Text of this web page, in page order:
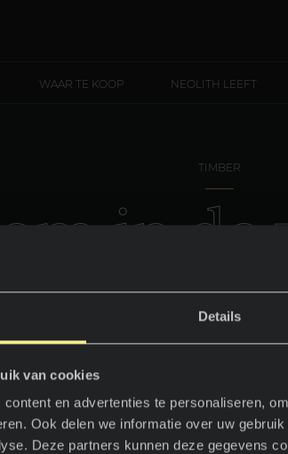
Details
van cookies
en advertenties te personaliseren,
Ook delen we informatie over uw
Deze partners kunnen deze gegevens
WAAR TE KOOP NEOLITH LEEFT
TIMBER
m in de
Pasade